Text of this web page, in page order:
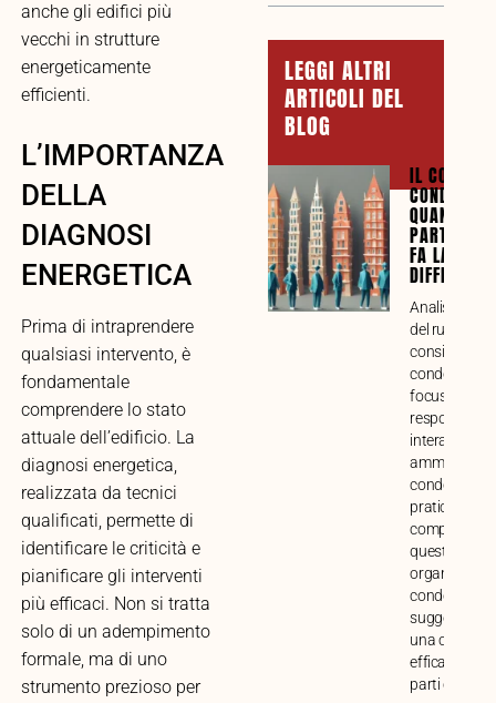
anche gli edifici più
vecchi in strutture
energeticamente
efficienti.
L’IMPORTANZA
DELLA
DIAGNOSI
ENERGETICA
Prima di intraprendere
qualsiasi intervento, è
fondamentale
comprendere lo stato
attuale dell’edificio. La
diagnosi energetica,
realizzata da tecnici
qualificati, permette di
identificare le criticità e
pianificare gli interventi
più efficaci. Non si tratta
solo di un adempimento
formale, ma di uno
strumento prezioso per
LEGGI ALTRI
ARTICOLI DEL
BLOG
IL
QUANDO LA
FA LA
Analisi
del ruolo del
consiglio
focus su
interazione
condòmini.
pratica alla
questo
organo di
suggerimenti
una
efficace tra
parti